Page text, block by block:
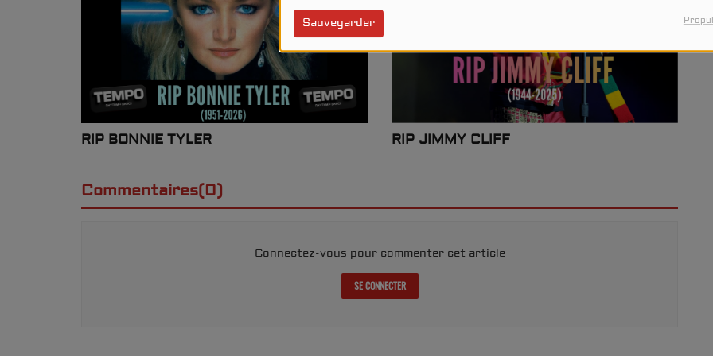
Sauvegarder
RIP BONNIE TYLER RIP JIMMY CLIFF
Commentaires(0)
Connectez-vous pour commenter cet article
SE CONNECTER